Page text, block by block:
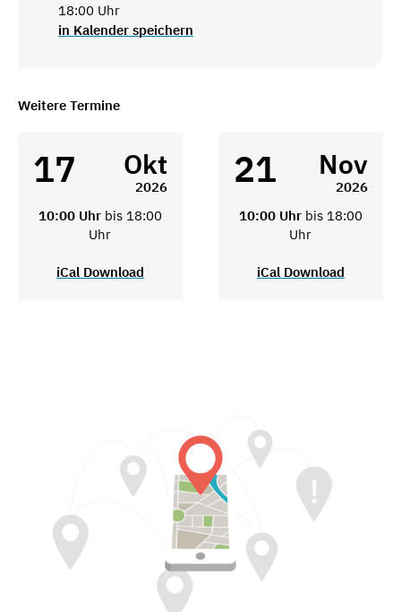
18:00 Uhr
in Kalender speichern
Weitere Termine
17 Okt
2026
10:00 Uhr bis 18:00
Uhr
iCal Download
21 Nov
2026
10:00 Uhr bis 18:00
Uhr
iCal Download